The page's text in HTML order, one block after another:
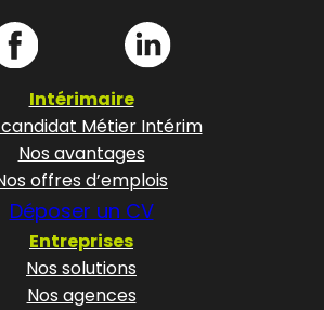
Intérimaire
Métier Intérim
Nos avantages
offres d’emplois
Déposer un CV
Entreprises
Nos solutions
Nos agences